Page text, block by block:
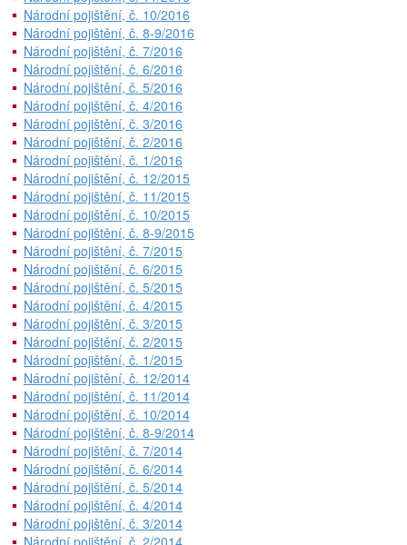
Národní pojištění, č. 10/2016
Národní pojištění, č. 8-9/2016
Národní pojištění, č. 7/2016
Národní pojištění, č. 6/2016
Národní pojištění, č. 5/2016
Národní pojištění, č. 4/2016
Národní pojištění, č. 3/2016
Národní pojištění, č. 2/2016
Národní pojištění, č. 1/2016
Národní pojištění, č. 12/2015
Národní pojištění, č. 11/2015
Národní pojištění, č. 10/2015
Národní pojištění, č. 8-9/2015
Národní pojištění, č. 7/2015
Národní pojištění, č. 6/2015
Národní pojištění, č. 5/2015
Národní pojištění, č. 4/2015
Národní pojištění, č. 3/2015
Národní pojištění, č. 2/2015
Národní pojištění, č. 1/2015
Národní pojištění, č. 12/2014
Národní pojištění, č. 11/2014
Národní pojištění, č. 10/2014
Národní pojištění, č. 8-9/2014
Národní pojištění, č. 7/2014
Národní pojištění, č. 6/2014
Národní pojištění, č. 5/2014
Národní pojištění, č. 4/2014
Národní pojištění, č. 3/2014
Národní pojištění, č. 2/2014